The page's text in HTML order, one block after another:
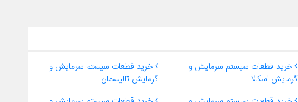
خرید قطعات سیستم سرمایش و
گرمایش اسکالا
خرید قطعات سیستم سرمایش و
گرمایش تالیسمان